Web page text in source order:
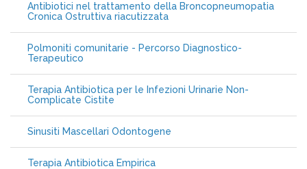
Antibiotici nel trattamento della Broncopneumopatia
Cronica Ostruttiva riacutizzata
Polmoniti comunitarie - Percorso Diagnostico-
Terapeutico
Terapia Antibiotica per le Infezioni Urinarie Non-
Complicate Cistite
Sinusiti Mascellari Odontogene
Terapia Antibiotica Empirica